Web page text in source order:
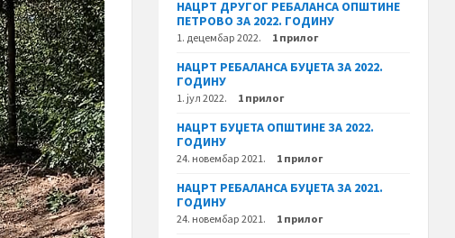
НАЦРТ ДРУГОГ РЕБАЛАНСА ОПШТИНЕ
ПЕТРОВО ЗА 2022. ГОДИНУ
1. децембар 2022. 1 прилог
НАЦРТ РЕБАЛАНСА БУЏЕТА ЗА 2022.
ГОДИНУ
1. јул 2022. 1 прилог
НАЦРТ БУЏЕТА ОПШТИНЕ ЗА 2022.
ГОДИНУ
24. новембар 2021. 1 прилог
НАЦРТ РЕБАЛАНСА БУЏЕТА ЗА 2021.
ГОДИНУ
24. новембар 2021. 1 прилог